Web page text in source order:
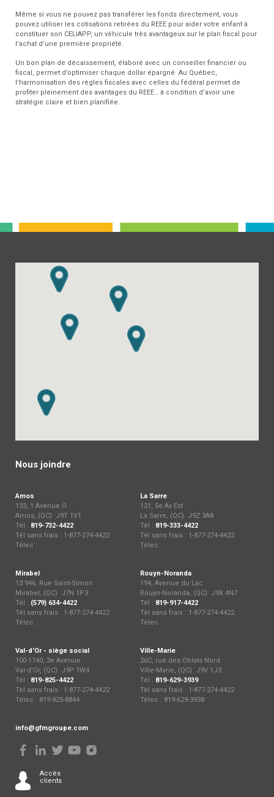
Même si vous ne pouvez pas transférer les fonds directement, vous
pouvez utiliser les cotisations retirées du REEE pour aider votre enfant à
constituer son CELIAPP, un véhicule très avantageux sur le plan fiscal pour
l’achat d’une première propriété.
Un bon plan de décaissement, élaboré avec un conseiller financier ou
fiscal, permet d’optimiser chaque dollar épargné. Au Québec,
l’harmonisation des règles fiscales avec celles du fédéral permet de
profiter pleinement des avantages du REEE… à condition d’avoir une
stratégie claire et bien planifiée.
Nous joindre
Amos
133, 1 Avenue O
Amos, (QC) J9T 1V1
Tél : 819-732-4422
Tél sans frais : 1-877-274-4422
Télec :
La Sarre
121, 5e Av Est
La Sarre, (QC) J9Z 3A8
Tél : 819-333-4422
Tél sans frais : 1-877-274-4422
Télec :
Mirabel
13 946, Rue Saint-Simon
Mirabel, (QC) J7N 1P3
Tél : (579) 634-4422
Tél sans frais : 1-877-274-4422
Télec :
Rouyn-Noranda
194, Avenue du Lac
Rouyn-Noranda, (QC) J9X 4N7
Tél : 819-917-4422
Tél sans frais : 1-877-274-4422
Télec :
Val-d'Or - siège social
100-1740, 3e Avenue
Val-d'Or, (QC) J9P 1W4
Tél : 819-825-4422
Tél sans frais : 1-877-274-4422
Télec : 819-825-8844
Ville-Marie
26C, rue des Oblats Nord
Ville-Marie, (QC) J9V 1J3
Tél : 819-629-3939
Tél sans frais : 1-877-274-4422
Télec : 819-629-3938
info@gfmgroupe.com
Accès
clients